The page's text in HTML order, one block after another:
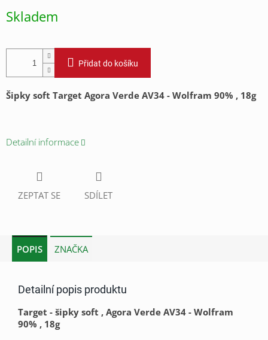
Skladem
Přidat do košíku
Šipky soft Target Agora Verde AV34 - Wolfram 90% , 18g
Detailní informace
ZEPTAT SE SDÍLET
POPIS ZNAČKA
Detailní popis produktu
Target - šipky soft , Agora Verde AV34 - Wolfram
90% , 18g